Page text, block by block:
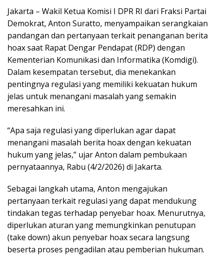
e
b
o
o
k
ss
e
n
g
er
at
s
A
p
p
e ai
l
itt
er
p
y
Li
n
k
ar
e
Jakarta – Wakil Ketua Komisi I DPR RI dari Fraksi Partai
Demokrat, Anton Suratto, menyampaikan serangkaian
pandangan dan pertanyaan terkait penanganan berita
hoax saat Rapat Dengar Pendapat (RDP) dengan
Kementerian Komunikasi dan Informatika (Komdigi).
Dalam kesempatan tersebut, dia menekankan
pentingnya regulasi yang memiliki kekuatan hukum
jelas untuk menangani masalah yang semakin
meresahkan ini.
“Apa saja regulasi yang diperlukan agar dapat
menangani masalah berita hoax dengan kekuatan
hukum yang jelas,” ujar Anton dalam pembukaan
pernyataannya, Rabu (4/2/2026) di Jakarta.
Sebagai langkah utama, Anton mengajukan
pertanyaan terkait regulasi yang dapat mendukung
tindakan tegas terhadap penyebar hoax. Menurutnya,
diperlukan aturan yang memungkinkan penutupan
(take down) akun penyebar hoax secara langsung
beserta proses pengadilan atau pemberian hukuman.